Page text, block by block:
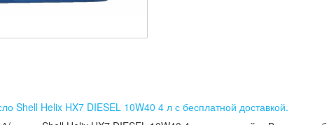
Shell Helix HX7 DIESEL 10W40 4 л с бесплатной доставкой.